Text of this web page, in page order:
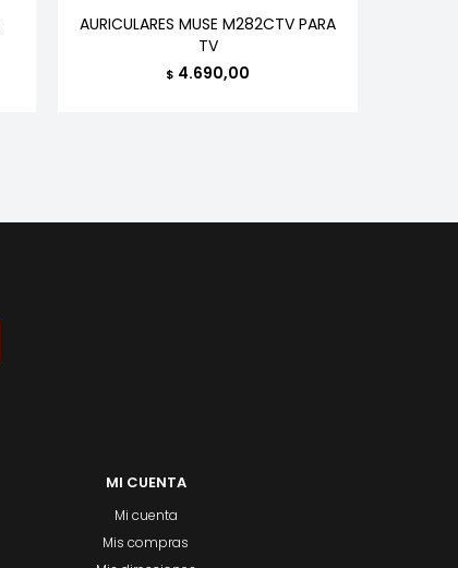
AURICULARES MUSE M282CTV PARA
TV
$ 4.690,00
MI CUENTA
Mi cuenta
Mis compras